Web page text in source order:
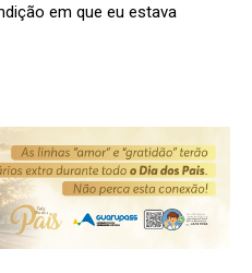
em que eu estava